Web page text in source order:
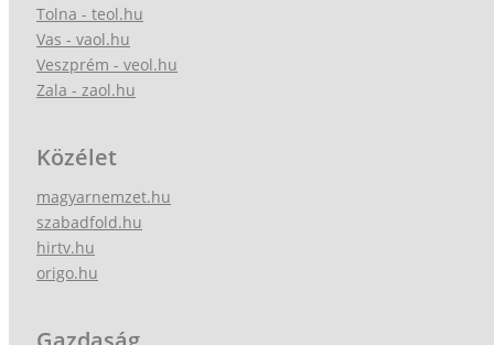
Tolna - teol.hu
Vas - vaol.hu
Veszprém - veol.hu
Zala - zaol.hu
Közélet
magyarnemzet.hu
szabadfold.hu
hirtv.hu
origo.hu